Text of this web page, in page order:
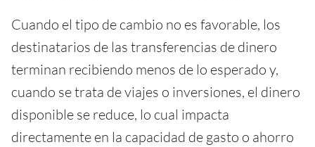
Cuando el tipo de cambio no es favorable, los
destinatarios de las transferencias de dinero
terminan recibiendo menos de lo esperado y,
cuando se trata de viajes o inversiones, el dinero
disponible se reduce, lo cual impacta
directamente en la capacidad de gasto o ahorro